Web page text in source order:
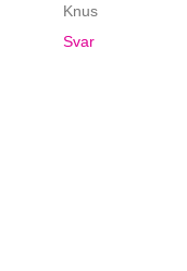
Knus
Svar